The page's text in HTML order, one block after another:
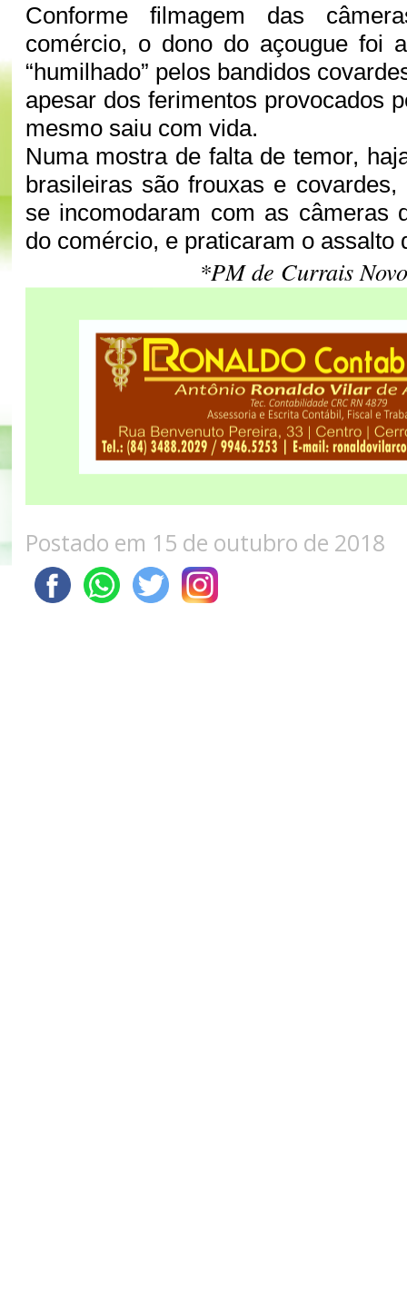
Conforme filmagem das
comércio, o dono do açougue foi
“humilhado” pelos bandidos
apesar dos ferimentos provocados
mesmo saiu com vida.
Numa mostra de falta de temor,
brasileiras são frouxas e
se incomodaram com as câmeras
do comércio, e praticaram o
*PM de Currais
Postado em 15 de outubro de 2018